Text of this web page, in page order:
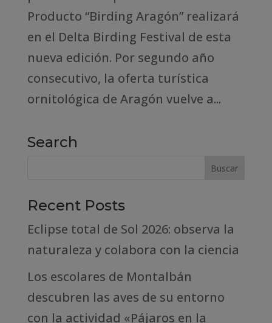
Producto “Birding Aragón” realizará
en el Delta Birding Festival de esta
nueva edición. Por segundo año
consecutivo, la oferta turística
ornitológica de Aragón vuelve a...
Search
Recent Posts
Eclipse total de Sol 2026: observa la
naturaleza y colabora con la ciencia
Los escolares de Montalbán
descubren las aves de su entorno
con la actividad «Pájaros en la